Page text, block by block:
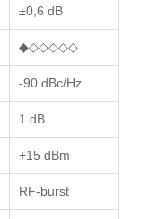
±0,6 dB
◆◇◇◇◇◇
-90 dBc/Hz
1 dB
+15 dBm
RF-burst